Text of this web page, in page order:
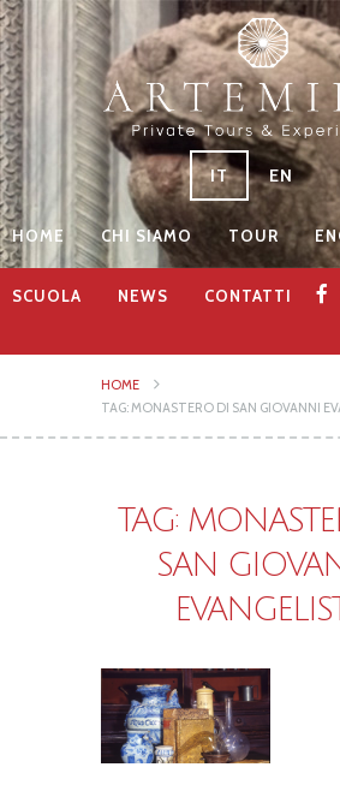
IT EN
HOME CHI SIAMO TOUR
SCUOLA NEWS CONTATTI
HOME
TAG: MONASTERO DI SAN GIOVANNI
TAG:
SAN